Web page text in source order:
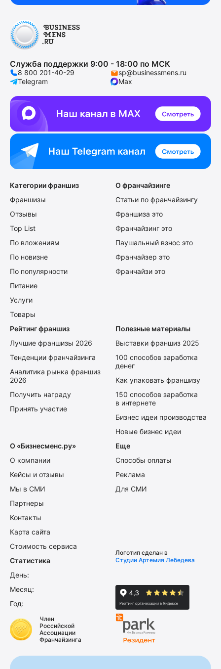
Служба поддержки 9:00 - 18:00 по МСК
8 800 201-40-29
sp@businessmens.ru
Telegram
Max
Категории франшиз
Франшизы
Отзывы
Top List
По вложениям
По новизне
По популярности
Питание
Услуги
Товары
О франчайзинге
Статьи по франчайзингу
Франшиза это
Франчайзинг это
Паушальный взнос это
Франчайзер это
Франчайзи это
Рейтинг франшиз
Лучшие франшизы 2026
Тенденции франчайзинга
Аналитика рынка франшиз
2026
Получить награду
Принять участие
Полезные материалы
Выставки франшиз 2025
100 способов заработка
денег
Как упаковать франшизу
150 способов заработка
в интернете
Бизнес идеи производства
Новые бизнес идеи
О «Бизнесменс.ру»
О компании
Кейсы и отзывы
Мы в СМИ
Партнеры
Контакты
Карта сайта
Стоимость сервиса
Еще
Способы оплаты
Реклама
Для СМИ
Статистика
День:
Месяц:
Год:
Логотип сделан в
Студии Артемия Лебедева
Член
Российской
Ассоциации
Франчайзинга